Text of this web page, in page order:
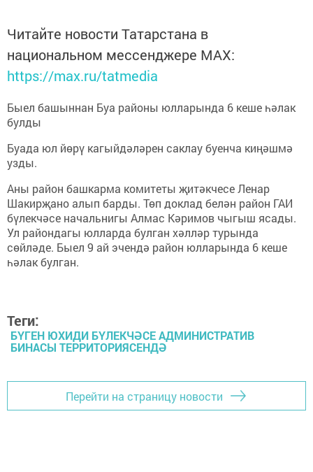
Читайте новости Татарстана в
национальном мессенджере MАХ:
https://max.ru/tatmedia
Быел башыннан Буа районы юлларында 6 кеше һәлак
булды
Буада юл йөрү кагыйдәләрен саклау буенча киңәшмә
узды.
Аны район башкарма комитеты җитәкчесе Ленар
Шакирҗано алып барды. Төп доклад белән район ГАИ
бүлекчәсе начальнигы Алмас Кәримов чыгыш ясады.
Ул райондагы юлларда булган хәлләр турында
сөйләде. Быел 9 ай эчендә район юлларында 6 кеше
һәлак булган.
Теги:
БҮГЕН ЮХИДИ БҮЛЕКЧӘСЕ АДМИНИСТРАТИВ
БИНАСЫ ТЕРРИТОРИЯСЕНДӘ
Перейти на страницу новости